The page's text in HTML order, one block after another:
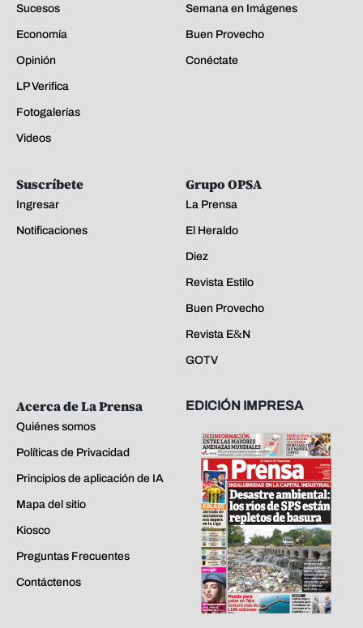
Sucesos
Economía
Opinión
LP Verifica
Fotogalerías
Videos
Semana en Imágenes
Buen Provecho
Conéctate
Suscríbete
Ingresar
Notificaciones
Grupo OPSA
La Prensa
El Heraldo
Diez
Revista Estilo
Buen Provecho
Revista E&N
GOTV
Acerca de La Prensa
Quiénes somos
Políticas de Privacidad
Principios de aplicación de IA
Mapa del sitio
Kiosco
Preguntas Frecuentes
Contáctenos
EDICIÓN IMPRESA